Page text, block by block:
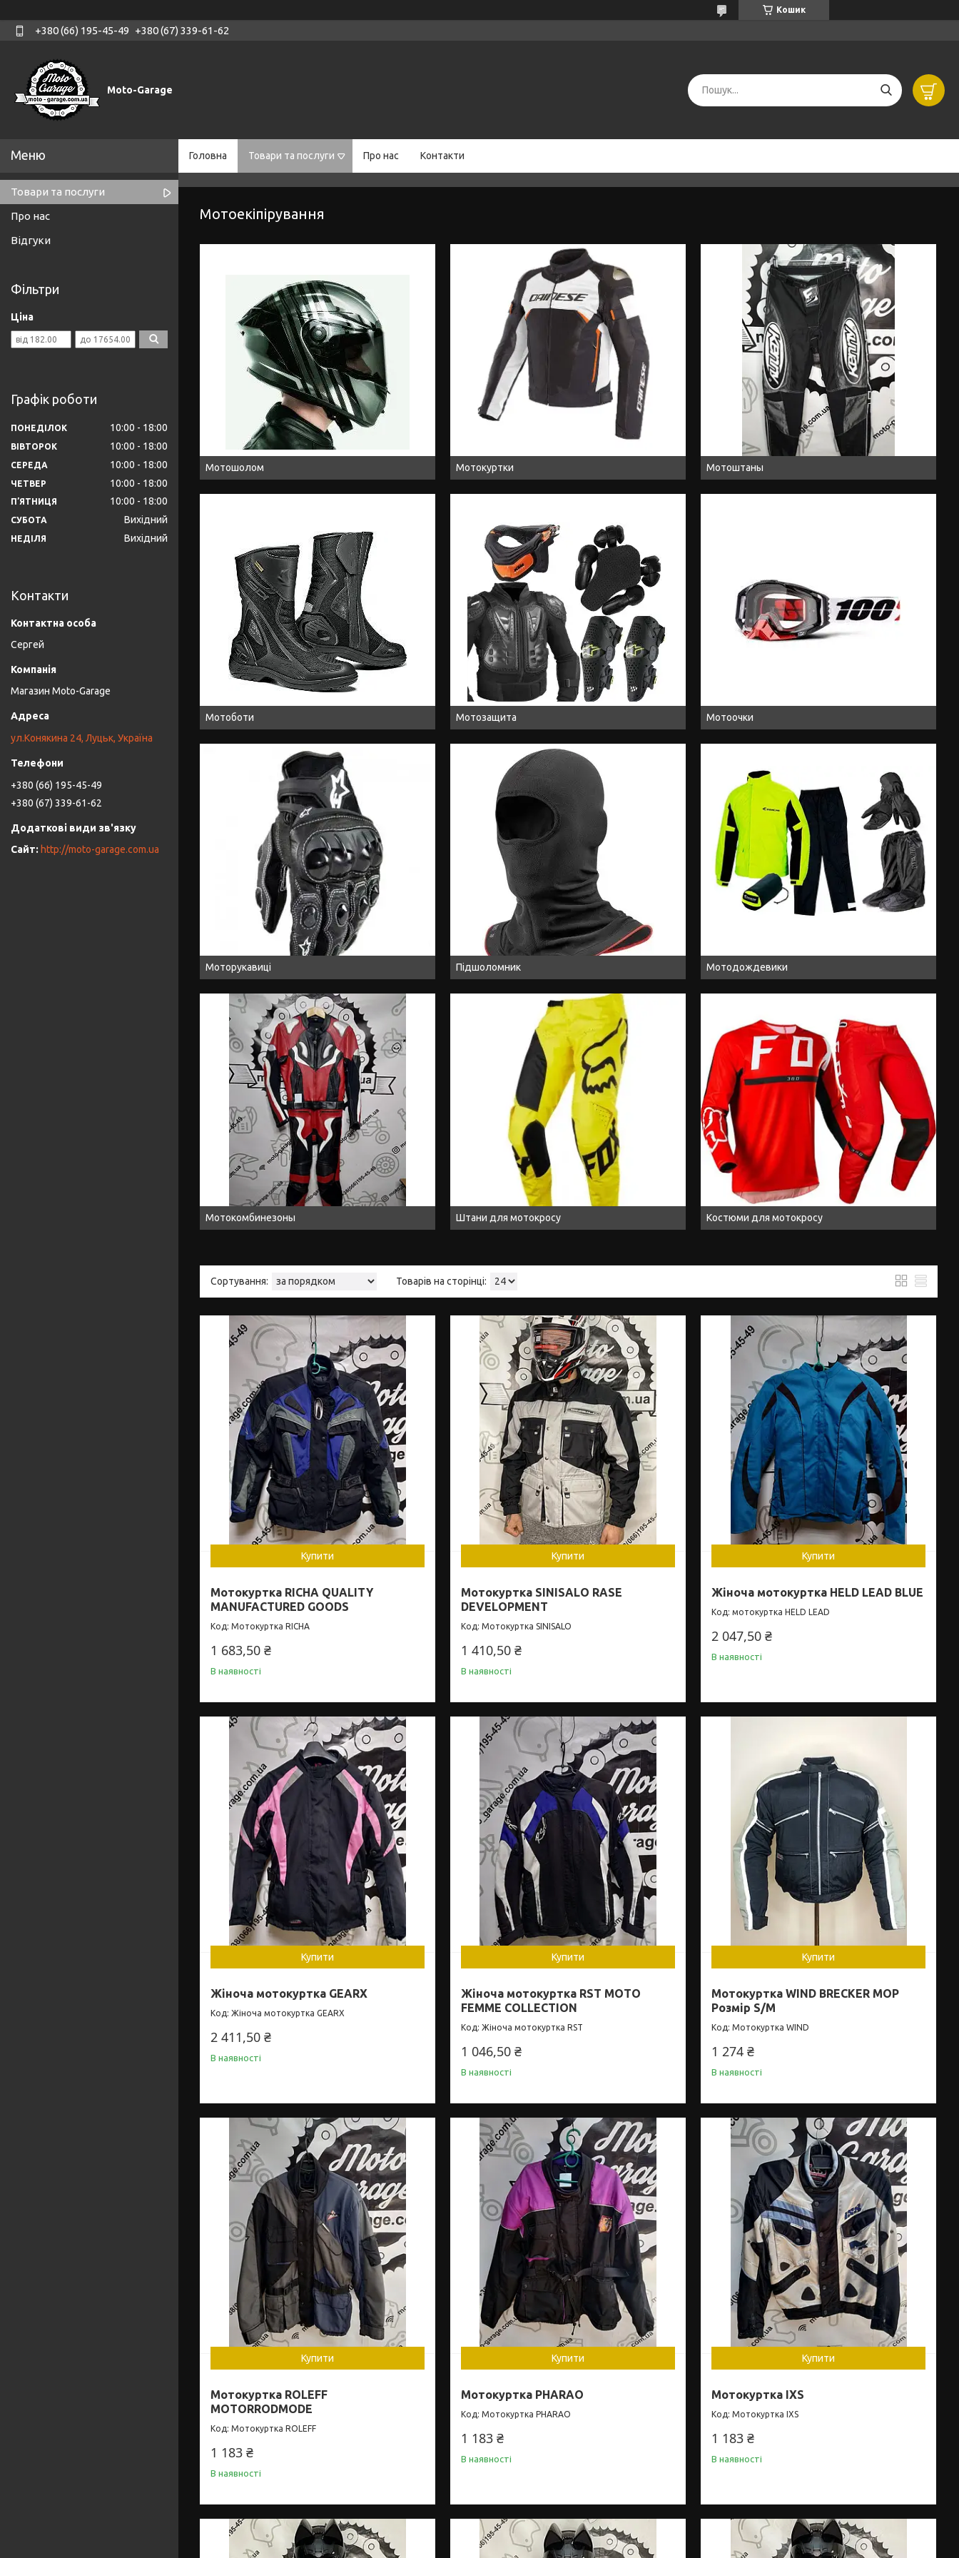
Кошик
+380 (66) 195-45-49 +380 (67) 339-61-62
Moto-Garage
Головна Товари та послуги Про нас Контакти
Мотоекіпірування
Мотошолом Мотокуртки Мотоштаны
Мотоботи Мотозащита Мотоочки
Моторукавиці Підшоломник Мотодождевики
Мотокомбинезоны Штани для мотокросу Костюми для мотокросу
Купити
Мотокуртка RICHA QUALITY
MANUFACTURED GOODS
Мотокуртка RICHA
1 683,50 ₴
В наявності
Купити
Мотокуртка SINISALO RASE
DEVELOPMENT
Мотокуртка SINISALO
1 410,50 ₴
В наявності
Купити
Жіноча мотокуртка HELD LEAD BLUE
мотокуртка HELD LEAD
2 047,50 ₴
В наявності
Купити
Жіноча мотокуртка GEARX
Жіноча мотокуртка GEARX
2 411,50 ₴
В наявності
Купити
Жіноча мотокуртка RST MOTO
FEMME COLLECTION
Жіноча мотокуртка RST
1 046,50 ₴
В наявності
Купити
Мотокуртка WIND BRECKER MOP
Розмір S/M
Мотокуртка WIND
1 274 ₴
В наявності
Купити
Мотокуртка ROLEFF
MOTORRODMODE
Мотокуртка ROLEFF
1 183 ₴
В наявності
Купити
Мотокуртка PHARAO
Мотокуртка PHARAO
1 183 ₴
В наявності
Купити
Мотокуртка IXS
Мотокуртка IXS
1 183 ₴
В наявності
Товари та послуги
Про нас
Відгуки
Фільтри
Ціна
Графік роботи
ПОНЕДІЛОК 10:00 18:00
ВІВТОРОК 10:00 18:00
СЕРЕДА 10:00 18:00
ЧЕТВЕР 10:00 18:00
ПʼЯТНИЦЯ 10:00 18:00
СУБОТА Вихідний
НЕДІЛЯ Вихідний
Контакти
Сергей
Магазин Moto-Garage
ул.Конякина 24, Луцьк, Україна
+380 (66) 195-45-49
+380 (67) 339-61-62
http://moto-garage.com.ua